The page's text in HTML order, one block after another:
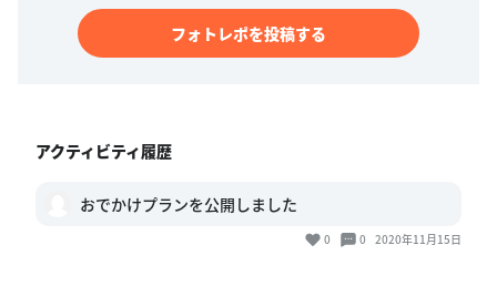
フォトレポを投稿する
アクティビティ履歴
おでかけプランを公開しました
0 0 2020年11月15日